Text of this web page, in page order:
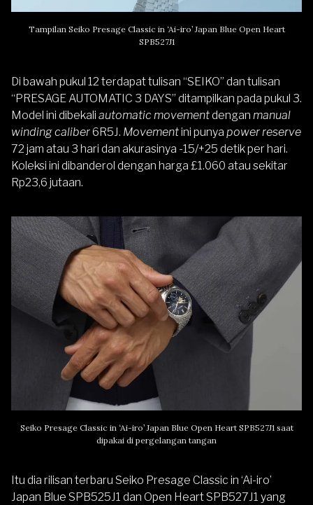
Tampilan Seiko Presage Classic in ‘Ai-iro’ Japan Blue Open Heart
SPB527J1
Di bawah pukul 12 terdapat tulisan “SEIKO” dan tulisan
“PRESAGE AUTOMATIC 3 DAYS” ditampilkan pada pukul 3.
Model ini dibekali automatic movementdengan manual
winding caliber6R5J. Movementini punya power reserve
72 jam atau 3 hari dan akurasinya -15/+25 detik per hari.
Koleksi ini dibanderol dengan harga £1.060 atau sekitar
Rp23,6 jutaan.
Seiko Presage Classic in ‘Ai-iro’ Japan Blue Open Heart SPB527J1 saat
dipakai di pergelangan tangan
Itu dia rilisan terbaru Seiko Presage Classic in ‘Ai-iro’
Japan Blue SPB525J1 dan Open Heart SPB527J1 yang